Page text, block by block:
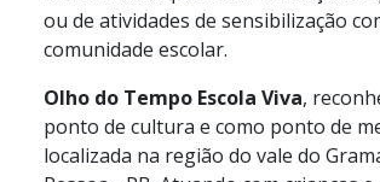
ou de atividades de sensibilização
comunidade escolar.
Olho do Tempo Escola Viva,
ponto de cultura e como ponto de
localizada na região do vale do